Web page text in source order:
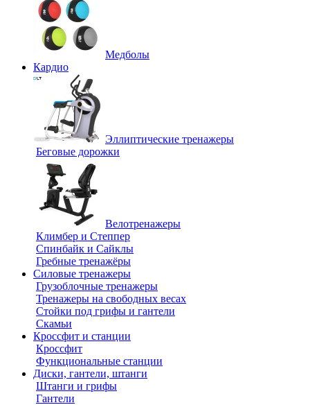
Медболы
Кардио
Эллиптические тренажеры
Беговые дорожки
Велотренажеры
Климбер и Степпер
Спинбайк и Сайклы
Гребные тренажёры
Силовые тренажеры
Грузоблочные тренажеры
Тренажеры на свободных весах
Стойки под грифы и гантели
Скамьи
Кроссфит и станции
Кроссфит
Функциональные станции
Диски, гантели, штанги
Штанги и грифы
Гантели